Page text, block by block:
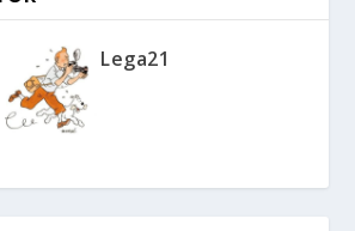
Lega21